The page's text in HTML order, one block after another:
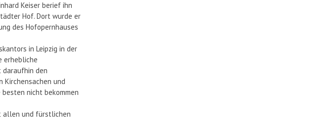
Keiser berief ihn
Hof. Dort wurde er
des Hofopernhauses
in Leipzig in der
erhebliche
daraufhin den
Kirchensachen und
nicht bekommen
allen und fürstlichen